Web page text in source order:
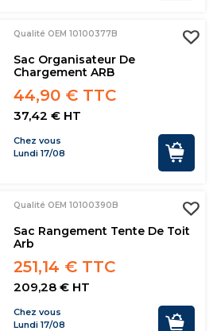
Qualité OEM 10100377B
Sac Organisateur De
Chargement ARB
44,90 € TTC
37,42 € HT
Chez vous
Lundi 17/08
Qualité OEM 10100390B
Sac Rangement Tente De Toit
Arb
251,14 € TTC
209,28 € HT
Chez vous
Lundi 17/08